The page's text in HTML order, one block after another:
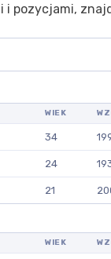
i pozycjami,
WIEK
34
24
21
WIEK